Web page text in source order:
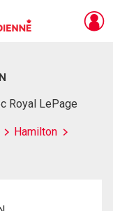
Royal LePage
Hamilton